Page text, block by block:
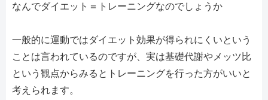
なんでダイエット＝トレーニングなのでしょうか
一般的に運動ではダイエット効果が得られにくいという
ことは言われているのですが、実は基礎代謝やメッツ比
という観点からみるとトレーニングを行った方がいいと
考えられます。